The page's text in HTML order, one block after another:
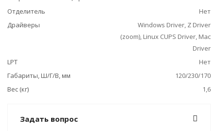
Отделитель
Нет
Драйверы
Windows Driver, Z Driver
(zoom), Linux CUPS Driver, Mac
Driver
LPT
Нет
Габариты, Ш/Г/В, мм
120/230/170
Вес (кг)
1,6
Задать вопрос